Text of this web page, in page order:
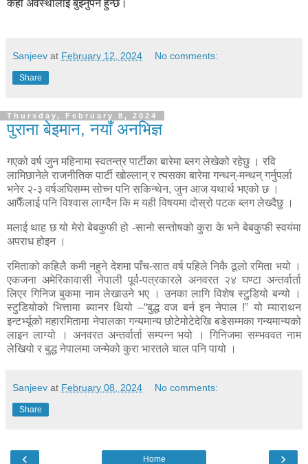
केही अवस्थालाई बुझ्नुपर्ने हुन्छ।
Sanjeev at February 12, 2024 No comments:
Share
Thursday, February 8, 2024
पुराना बेइमान, नयाँ अनभिज्ञ
गएको वर्ष जुन महिनामा स्वतन्त्र पार्टीका बारेमा ब्लग लेखेको रहेछु । रवि
लामिछानेले राजनीतिक पार्टी खोल्लान् र त्यसका बारेमा गन्थन्-मन्थन् गर्नुपर्ला
भनेर २-३ वर्षअघिसम्म सोच्न पनि सकिन्थेन, जुन आज यथार्थ भएको छ ।
आफैँलाई पनि विश्वास लाग्दैन कि म यही विषयमा दोस्रो पटक ब्लग लेख्दैछु ।
मलाई थाह छ यो मेरो बेबकुफी हो -सानो सन्तोषको कुरा के भने बेबकुफी स्वयंमा
अपराध होइन ।
रमिताको कहिलै कमी नहुने देशमा पाँच-सात वर्ष पहिले निकै ठूलो रमिता भयो ।
एकजना अमेरिकावासी नेपाली पूर्व-पत्रकारले अनवरत २४ घण्टा अन्तर्वार्ता
लिएर गिनिज बुकमा नाम लेखाउने भए । उनका लागि विशेष स्टुडियो बन्यो ।
स्टुडियोको भित्तामा ब्यानर थियो –“बुद्ध वज बर्न इन नेपाल !” यो म्याराथन
इन्टर्भ्यूको महारमितामा नेपालका गन्यमान्य छोटेमोटेदेखि बडेसम्मका गन्यमान्यको
लाइन लाग्यो । अनवरत अन्तर्वार्ता सम्पन्न भयो । गिनिजमा सम्भववत नाम
लेखियो र बुद्ध नेपालमा जन्मेको कुरा भारतले चाल पनि पायो ।
Sanjeev at February 08, 2024 No comments:
Share
‹ ›
Home